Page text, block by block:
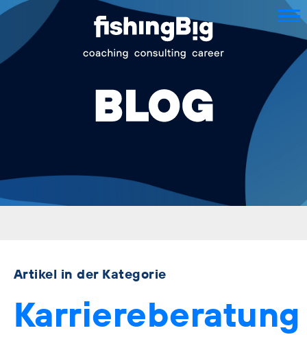
Artikel in der Kategorie
Karriereberatung